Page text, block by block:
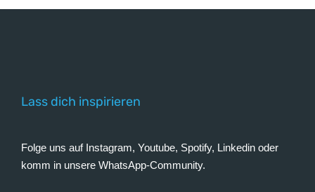
Lass dich inspirieren
Folge uns auf Instagram, Youtube, Spotify, Linkedin oder
komm in unsere WhatsApp-Community.